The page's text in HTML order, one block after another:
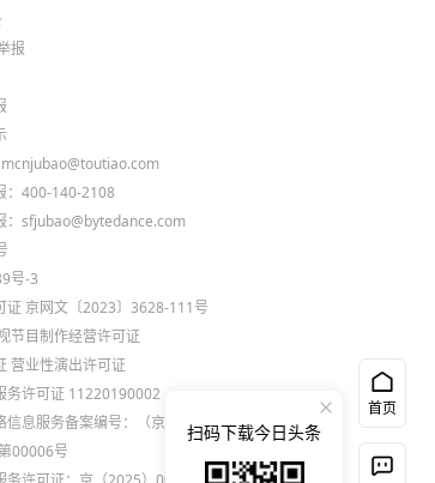
报
：400-140-2108
：sfjubao@bytedance.com
号-3
证 京网文〔2023〕3628-111号
节目制作经营许可证
营业性演出许可证
务许可证 11220190002
信息服务备案编号：（京）网药械信
00006号
首页
扫码下载今日头条